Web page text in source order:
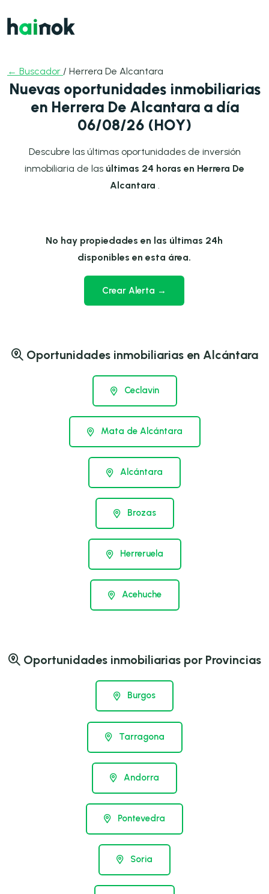
← Buscador / Herrera De Alcantara
Nuevas oportunidades inmobiliarias
en Herrera De Alcantara a día
06/08/26 (HOY)
Descubre las últimas oportunidades de inversión
inmobiliaria de las últimas 24 horas en Herrera De
Alcantara
No hay propiedades en las últimas 24h
disponibles en esta área.
Crear Alerta →
Oportunidades inmobiliarias en Alcántara
Ceclavin
Mata de Alcántara
Alcántara
Brozas
Herreruela
Acehuche
Oportunidades inmobiliarias por Provincias
Burgos
Tarragona
Andorra
Pontevedra
Soria